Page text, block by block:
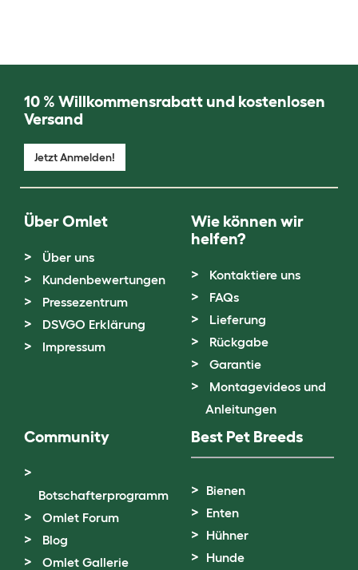
10 % Willkommensrabatt und kostenlosen
Versand
Jetzt Anmelden!
Über Omlet
Über uns
Kundenbewertungen
Pressezentrum
DSVGO Erklärung
Impressum
Wie können wir
helfen?
Kontaktiere uns
FAQs
Lieferung
Rückgabe
Garantie
Montagevideos und
Anleitungen
Community
Botschafterprogramm
Omlet Forum
Blog
Omlet Gallerie
Best Pet Breeds
Bienen
Enten
Hühner
Hunde